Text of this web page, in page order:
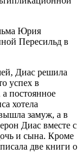
Юрия
Пересильд в
Диас решила
успех в
постоянное
хотела
замуж, а в
Диас вместе с
и сына. Кроме
две книги о